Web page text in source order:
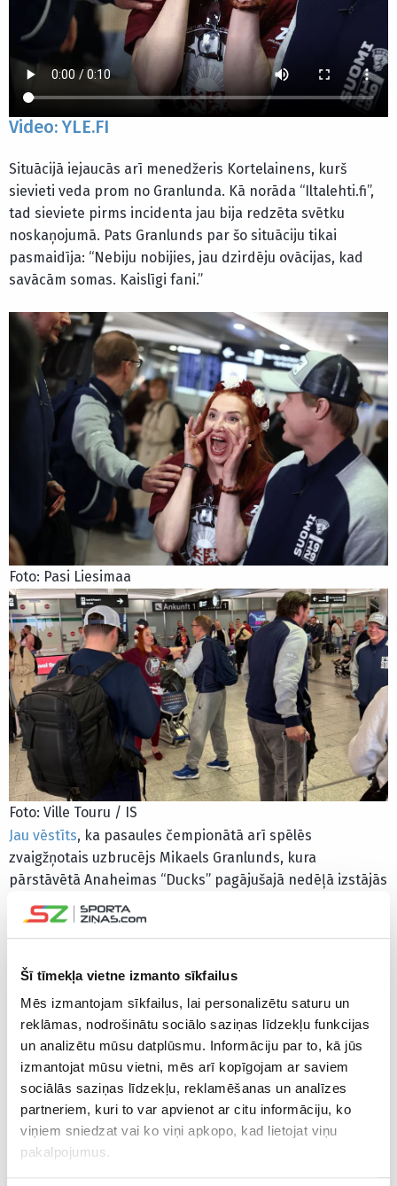
Šī tīmekļa vietne izmanto sīkfailus
Mēs izmantojam sīkfailus, lai personalizētu saturu un
reklāmas, nodrošinātu sociālo saziņas līdzekļu funkcijas
un analizētu mūsu datplūsmu. Informāciju par to, kā jūs
izmantojat mūsu vietni, mēs arī kopīgojam ar saviem
sociālās saziņas līdzekļu, reklamēšanas un analīzes
partneriem, kuri to var apvienot ar citu informāciju, ko
viņiem sniedzat vai ko viņi apkopo, kad lietojat viņu
pakalpojumus.
Video: YLE.FI
Situācijā iejaucās arī menedžeris Kortelainens, kurš
sievieti veda prom no Granlunda. Kā norāda “Iltalehti.fi”,
tad sieviete pirms incidenta jau bija redzēta svētku
noskaņojumā. Pats Granlunds par šo situāciju tikai
pasmaidīja: “Nebiju nobijies, jau dzirdēju ovācijas, kad
savācām somas. Kaislīgi fani.”
Foto: Pasi Liesimaa
Foto: Ville Touru / IS
Jau vēstīts, ka pasaules čempionātā arī spēlēs
zvaigžņotais uzbrucējs Mikaels Granlunds, kura
pārstāvētā Anaheimas “Ducks” pagājušajā nedēļā izstājās
no cīņas par Stenlija kausu. Somijas mediji vēsta,
kaGranlunds šodien pret Latviju dosies laukumā.
34 gadus vecais Granlunds šosezon 58 NHL pamatturnīra
12 “play-off” dueļos tika pie 10 (5+5) punktiem, kas bija
dalīti ceturtais labākais rādītājs “Ducks” rindās.
Granlundam šis būs karjerā astotais pasaules
čempionāts. Uzbrucējs 2011. un 2012. gadā kopā ar
Somijas izlasi triumfēja pasaules čempionātā, 2016. gadā
izcīnīja sudrabu, bet 2014. gada un šī gada olimpiskajās